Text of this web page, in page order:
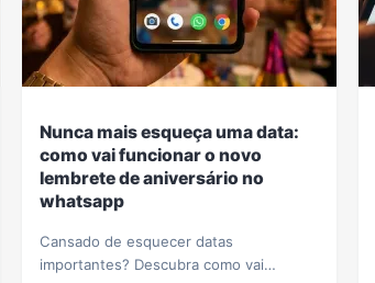
Nunca mais esqueça uma data:
como vai funcionar o novo
lembrete de aniversário no
whatsapp
Cansado de esquecer datas
importantes? Descubra como vai